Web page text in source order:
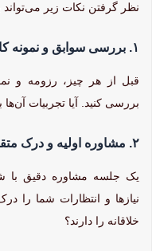
نظر گرفتن نکات زیر
۱. بررسی سوابق و نمونه کارها
قبل از هر چیز، رزومه و
بررسی کنید. آیا تجربیات
۲. مشاوره اولیه و درک متقابل
یک جلسه مشاوره دقیق با
نیازها و انتظارات شما را
خلاقانه را دارند؟